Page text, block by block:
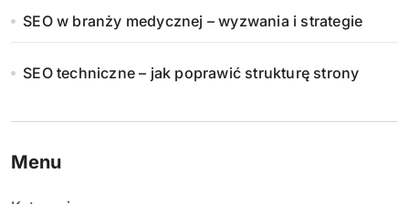
SEO w branży medycznej – wyzwania i strategie
SEO techniczne – jak poprawić strukturę strony
Menu